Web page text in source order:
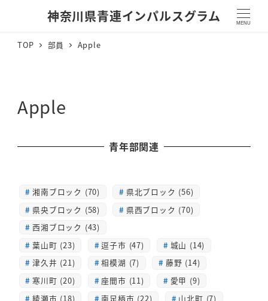
神奈川県青連インパルスグラム MENU
TOP 部員 Apple
Apple
青年部関連
湘南ブロック (70)
県北ブロック (56)
県央ブロック (58)
県西ブロック (70)
西湘ブロック (43)
葉山町 (23)
逗子市 (47)
城山 (14)
津久井 (21)
相模湖 (7)
藤野 (14)
寒川町 (20)
座間市 (11)
愛甲 (9)
綾瀬市 (18)
南足柄市 (22)
山北町 (7)